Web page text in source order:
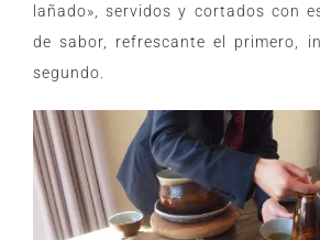
lañado», servidos y cortados con
de sabor, refrescante el primero,
segundo.